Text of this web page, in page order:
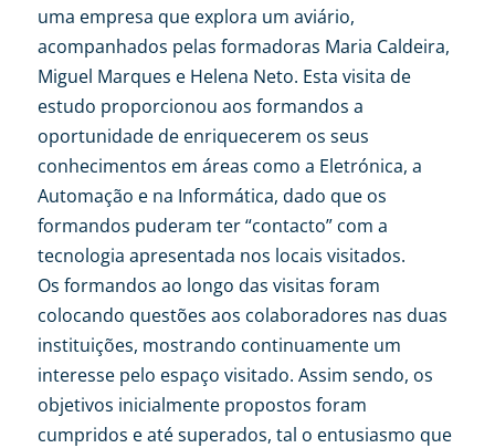
uma empresa que explora um aviário,
acompanhados pelas formadoras Maria Caldeira,
Miguel Marques e Helena Neto. Esta visita de
estudo proporcionou aos formandos a
oportunidade de enriquecerem os seus
conhecimentos em áreas como a Eletrónica, a
Automação e na Informática, dado que os
formandos puderam ter “contacto” com a
tecnologia apresentada nos locais visitados.
Os formandos ao longo das visitas foram
colocando questões aos colaboradores nas duas
instituições, mostrando continuamente um
interesse pelo espaço visitado. Assim sendo, os
objetivos inicialmente propostos foram
cumpridos e até superados, tal o entusiasmo que